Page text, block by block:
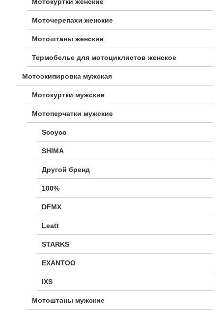
Моточерепахи женские
Мотоштаны женские
Термобелье для мотоциклистов женское
Мотоэкипировка мужская
Мотокуртки мужские
Мотоперчатки мужские
Scoyco
SHIMA
Другой бренд
100%
DFMX
Leatt
STARKS
EXANTOO
IXS
Мотоштаны мужские